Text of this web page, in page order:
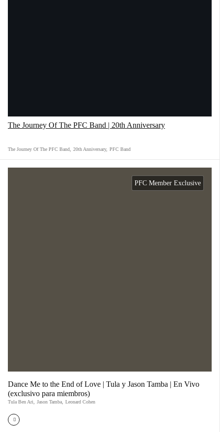
The Journey Of The PFC Band | 20th Anniversary
The Journey Of The PFC Band 20th Anniversary, PFC Band
PFC Member Exclusive
Dance Me to the End of Love | Tula y Jason Tamba | En Vivo
(exclusivo para miembros)
Tula Ben Ari Jason Tamba Leonard Cohen